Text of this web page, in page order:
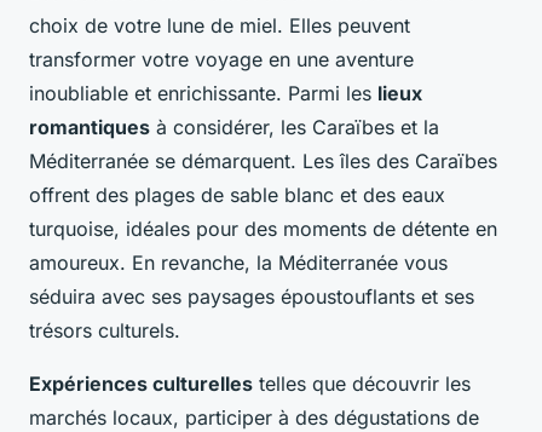
choix de votre lune de miel. Elles peuvent
transformer votre voyage en une aventure
inoubliable et enrichissante. Parmi les lieux
romantiques à considérer, les Caraïbes et la
Méditerranée se démarquent. Les îles des Caraïbes
offrent des plages de sable blanc et des eaux
turquoise, idéales pour des moments de détente en
amoureux. En revanche, la Méditerranée vous
séduira avec ses paysages époustouflants et ses
trésors culturels.
Expériences culturelles telles que découvrir les
marchés locaux, participer à des dégustations de